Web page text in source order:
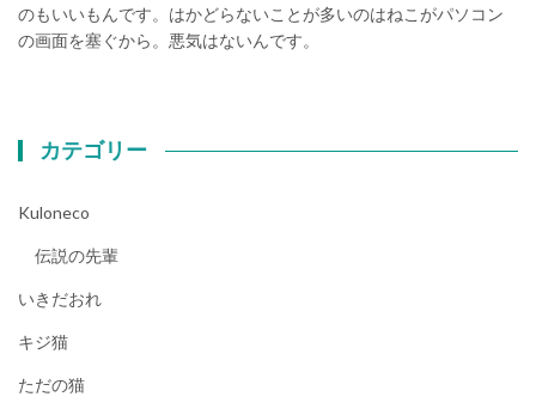
のもいいもんです。はかどらないことが多いのはねこがパソコン
の画面を塞ぐから。悪気はないんです。
カテゴリー
Kuloneco
伝説の先輩
いきだおれ
キジ猫
ただの猫